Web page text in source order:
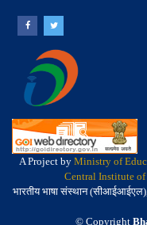
A Project by Ministry of
Central Institute
भारतीय भाषा संस्थान (सीआईआईएल),
© Copyright